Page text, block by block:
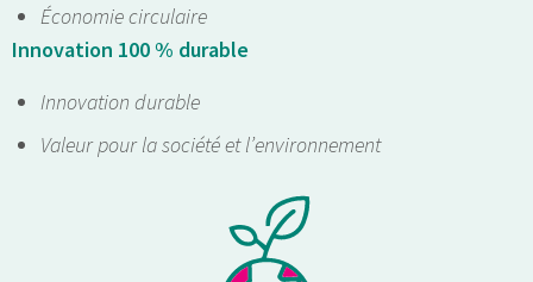
Économie circulaire
Innovation 100 % durable
Innovation durable
Valeur pour la société et l’environnement